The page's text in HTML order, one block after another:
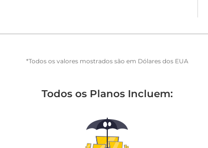
*Todos os valores mostrados são em Dólares dos EUA
Todos os Planos Incluem: